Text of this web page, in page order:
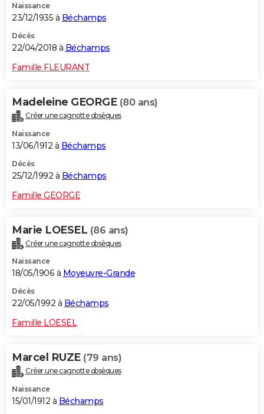
Naissance
23/12/1935 à Béchamps
Décès
22/04/2018 à Béchamps
Famille FLEURANT
Madeleine GEORGE (80 ans)
Créer une cagnotte obsèques
Naissance
13/06/1912 à Béchamps
Décès
25/12/1992 à Béchamps
Famille GEORGE
Marie LOESEL (86 ans)
Créer une cagnotte obsèques
Naissance
18/05/1906 à Moyeuvre-Grande
Décès
22/05/1992 à Béchamps
Famille LOESEL
Marcel RUZE (79 ans)
Créer une cagnotte obsèques
Naissance
15/01/1912 à Béchamps